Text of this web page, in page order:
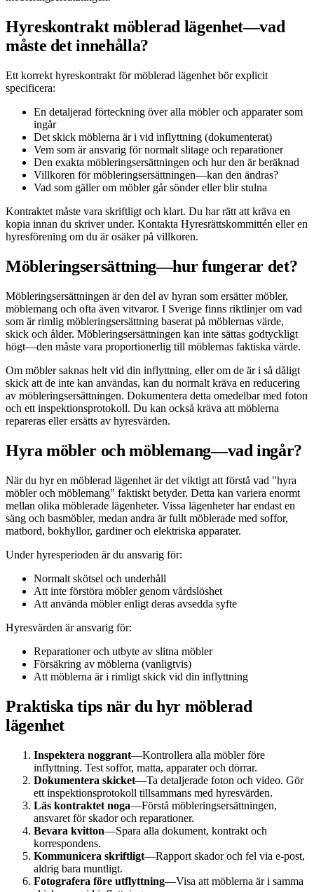
Hyreskontrakt möblerad lägenhet—vad
måste det innehålla?
Ett korrekt hyreskontrakt för möblerad lägenhet bör explicit
specificera:
En detaljerad förteckning över alla möbler och apparater som
ingår
Det skick möblerna är i vid inflyttning (dokumenterat)
Vem som är ansvarig för normalt slitage och reparationer
Den exakta möbleringsersättningen och hur den är beräknad
Villkoren för möbleringsersättningen—kan den ändras?
Vad som gäller om möbler går sönder eller blir stulna
Kontraktet måste vara skriftligt och klart. Du har rätt att kräva en
kopia innan du skriver under. Kontakta Hyresrättskommittén eller en
hyresförening om du är osäker på villkoren.
Möbleringsersättning—hur fungerar det?
Möbleringsersättningen är den del av hyran som ersätter möbler,
möblemang och ofta även vitvaror. I Sverige finns riktlinjer om vad
som är rimlig möbleringsersättning baserat på möblernas värde,
skick och ålder. Möbleringsersättningen kan inte sättas godtyckligt
högt—den måste vara proportionerlig till möblernas faktiska värde.
Om möbler saknas helt vid din inflyttning, eller om de är i så dåligt
skick att de inte kan användas, kan du normalt kräva en reducering
av möbleringsersättningen. Dokumentera detta omedelbar med foton
och ett inspektionsprotokoll. Du kan också kräva att möblerna
repareras eller ersätts av hyresvärden.
Hyra möbler och möblemang—vad ingår?
När du hyr en möblerad lägenhet är det viktigt att förstå vad "hyra
möbler och möblemang" faktiskt betyder. Detta kan variera enormt
mellan olika möblerade lägenheter. Vissa lägenheter har endast en
säng och basmöbler, medan andra är fullt möblerade med soffor,
matbord, bokhyllor, gardiner och elektriska apparater.
Under hyresperioden är du ansvarig för:
Normalt skötsel och underhåll
Att inte förstöra möbler genom vårdslöshet
Att använda möbler enligt deras avsedda syfte
Hyresvärden är ansvarig för:
Reparationer och utbyte av slitna möbler
Försäkring av möblerna (vanligtvis)
Att möblerna är i rimligt skick vid din inflyttning
Praktiska tips när du hyr möblerad
lägenhet
Inspektera noggrant—Kontrollera alla möbler före
inflyttning. Test soffor, matta, apparater och dörrar.
Dokumentera skicket—Ta detaljerade foton och video. Gör
ett inspektionsprotokoll tillsammans med hyresvärden.
Läs kontraktet noga—Förstå möbleringsersättningen,
ansvaret för skador och reparationer.
Bevara kvitton—Spara alla dokument, kontrakt och
korrespondens.
Kommunicera skriftligt—Rapport skador och fel via e-post,
aldrig bara muntligt.
Fotografera före utflyttning—Visa att möblerna är i samma